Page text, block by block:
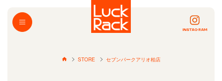
INSTAGRAM
STORE セブンパークアリオ柏店